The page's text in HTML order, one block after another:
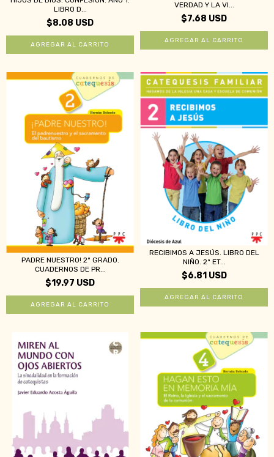
LIBRO D...
$8.08 USD
VERDAD Y LA VI...
$7.68 USD
PADRE NUESTRO! 2º GRADO.
CUADERNOS DE PR...
$19.97 USD
RECIBIMOS A JESÚS. LIBRO DEL
NIÑO. 2ª ET...
$6.81 USD